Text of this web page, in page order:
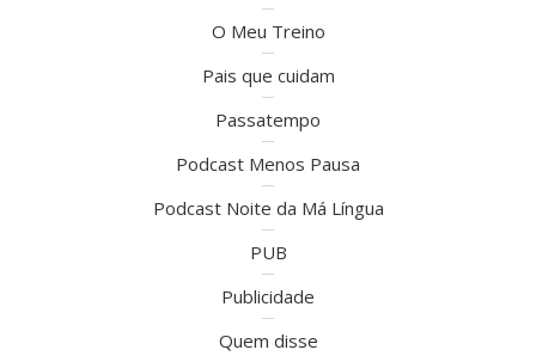
O Meu Treino
Pais que cuidam
Passatempo
Podcast Menos Pausa
Podcast Noite da Má Língua
PUB
Publicidade
Quem disse